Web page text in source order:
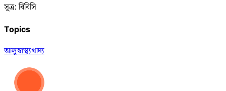
সূত্র: বিবিসি
Topics
আলুস্বাস্থ্যখাদ্য